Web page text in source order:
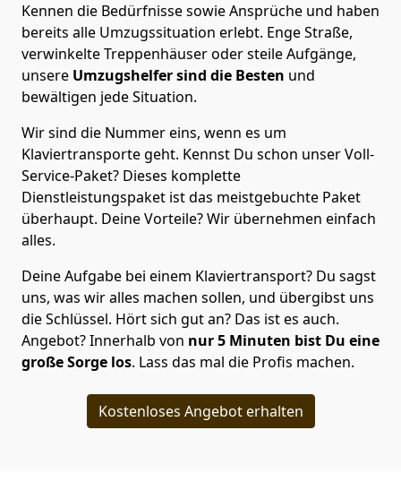
Kennen die Bedürfnisse sowie Ansprüche und haben
bereits alle Umzugssituation erlebt. Enge Straße,
verwinkelte Treppenhäuser oder steile Aufgänge,
unsere Umzugshelfer sind die Besten und
bewältigen jede Situation.
Wir sind die Nummer eins, wenn es um
Klaviertransporte geht. Kennst Du schon unser Voll-
Service-Paket? Dieses komplette
Dienstleistungspaket ist das meistgebuchte Paket
überhaupt. Deine Vorteile? Wir übernehmen einfach
alles.
Deine Aufgabe bei einem Klaviertransport? Du sagst
uns, was wir alles machen sollen, und übergibst uns
die Schlüssel. Hört sich gut an? Das ist es auch.
Angebot? Innerhalb von nur 5 Minuten bist Du eine
große Sorge los. Lass das mal die Profis machen.
Kostenloses Angebot erhalten